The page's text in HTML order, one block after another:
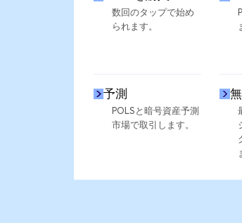
数回のタップで始め
られます。
予測
POLSと暗号資産予測
市場で取引します。